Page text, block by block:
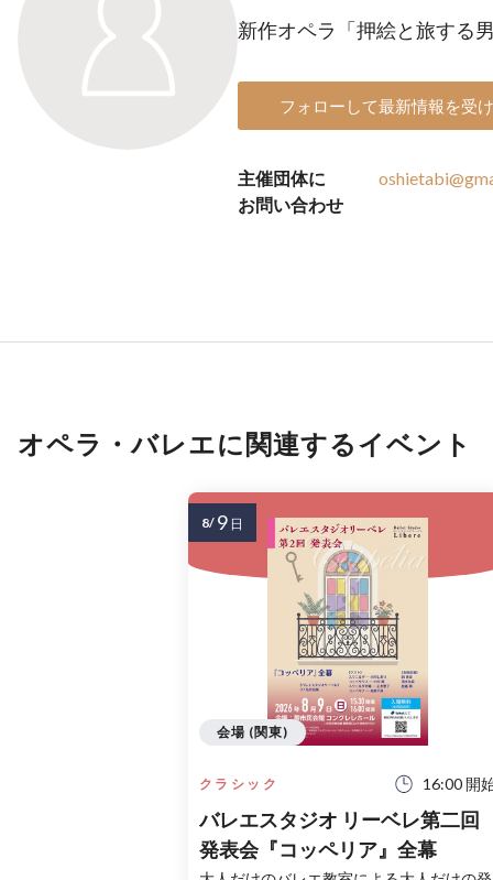
新作オペラ「押絵と旅する
フォローして最新情報を受
主催団体に
お問い合わせ
オペラ・バレエに関連するイベント
クラシック 16:00 開
バレエスタジオ リーベレ第二回
発表会『コッペリア』全幕
会場 (関東)
8/ 9 日